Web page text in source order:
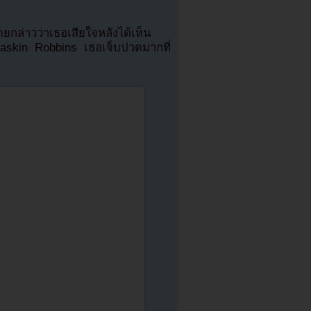
ล่าวว่าเธอเสียใจหลังได้เห็น
Robbins เธอเจ็บปวดมากที่